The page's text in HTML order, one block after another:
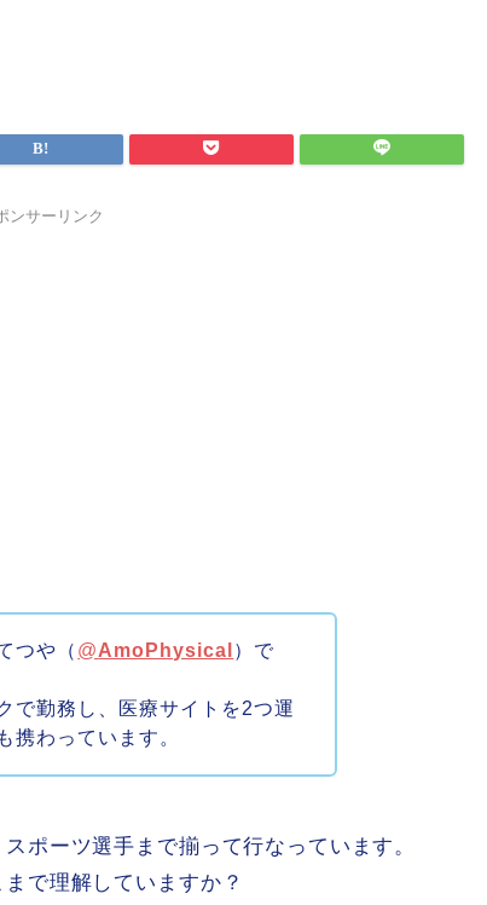
ンサーリンク
つや（ @AmoPhysical ）で
で勤務し、医療サイトを2つ運
携わっています。
ポーツ選手まで揃って行なっています。
で理解していますか？